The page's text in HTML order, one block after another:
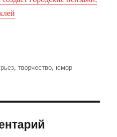
,творчество, юмор